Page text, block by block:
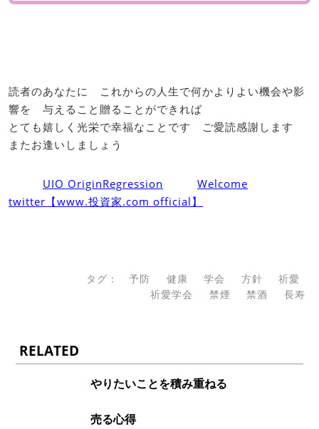
読者のあなたに これからの人生で何かよりよい機会や影
響を 与えること贈ることができれば
とても嬉しく光栄で幸福なことです ご愛読感謝します
またお逢いしましょう
UIO OriginRegression
Welcome
twitter【www.投資家.com official】
タグ： 予防 健康 学会 方針
祈愛
祈愛学会
禁煙 禁酒 長寿
RELATED
やりたいことを積み重ねる
売る心得